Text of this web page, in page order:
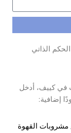
الذاتي
في كييف، أدخل
مشروبات القهوة